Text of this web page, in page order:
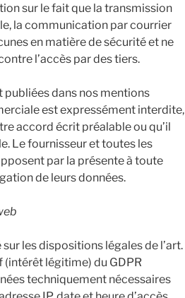
sur le fait que la transmission
la communication par courrier
en matière de sécurité et ne
l’accès par des tiers.
publiées dans nos mentions
est expressément interdite,
accord écrit préalable ou qu’il
Le fournisseur et toutes les
par la présente à toute
de leurs données.
les dispositions légales de l’art.
(intérêt légitime) du GDPR
techniquement nécessaires